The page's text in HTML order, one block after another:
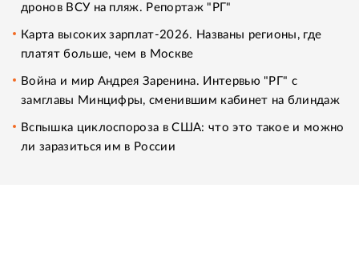
дронов ВСУ на пляж. Репортаж "РГ"
Карта высоких зарплат-2026. Названы регионы, где
платят больше, чем в Москве
Война и мир Андрея Заренина. Интервью "РГ" с
замглавы Минцифры, сменившим кабинет на блиндаж
Вспышка циклоспороза в США: что это такое и можно
ли заразиться им в России